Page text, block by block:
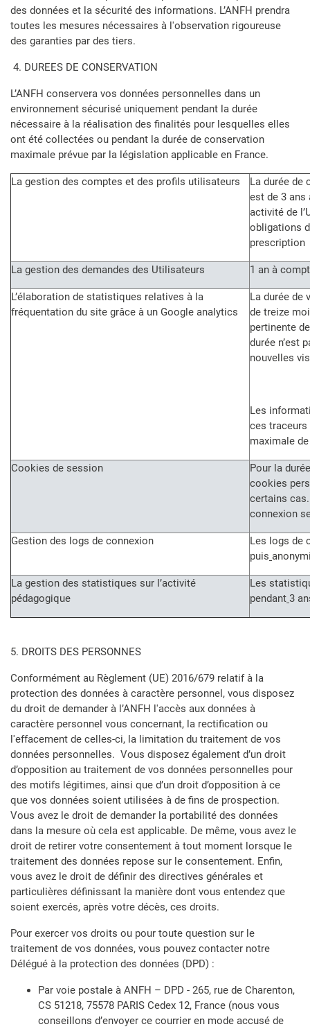
des données et la sécurité des informations. L’ANFH prendra
toutes les mesures nécessaires à l'observation rigoureuse
des garanties par des tiers.
4. DUREES DE CONSERVATION
L’ANFH conservera vos données personnelles dans un
environnement sécurisé uniquement pendant la durée
nécessaire à la réalisation des finalités pour lesquelles elles
ont été collectées ou pendant la durée de conservation
maximale prévue par la législation applicable en France.
La gestion des comptes et des profils utilisateurs
La durée de
est de 3 ans
activité de
obligations
prescription
La gestion des demandes des Utilisateurs 1 an à
L’élaboration de statistiques relatives à la
fréquentation du site grâce à un Google analytics
La durée de
de treize
pertinente
durée n’est
nouvelles
Les
ces traceurs
maximale
Cookies de session
Pour la
cookies
certains
connexion
Gestion des logs de connexion
Les logs de
puis
La gestion des statistiques sur l’activité
pédagogique
Les
pendant 3
5. DROITS DES PERSONNES
Conformément au Règlement (UE) 2016/679 relatif à la
protection des données à caractère personnel, vous disposez
du droit de demander à l’ANFH l'accès aux données à
caractère personnel vous concernant, la rectification ou
l'effacement de celles-ci, la limitation du traitement de vos
données personnelles. Vous disposez également d’un droit
d’opposition au traitement de vos données personnelles pour
des motifs légitimes, ainsi que d’un droit d’opposition à ce
que vos données soient utilisées à de fins de prospection.
Vous avez le droit de demander la portabilité des données
dans la mesure où cela est applicable. De même, vous avez le
droit de retirer votre consentement à tout moment lorsque le
traitement des données repose sur le consentement. Enfin,
vous avez le droit de définir des directives générales et
particulières définissant la manière dont vous entendez que
soient exercés, après votre décès, ces droits.
Pour exercer vos droits ou pour toute question sur le
traitement de vos données, vous pouvez contacter notre
Délégué à la protection des données (DPD) :
Par voie postale à ANFH – DPD - 265, rue de Charenton,
CS 51218, 75578 PARIS Cedex 12, France (nous vous
conseillons d’envoyer ce courrier en mode accusé de